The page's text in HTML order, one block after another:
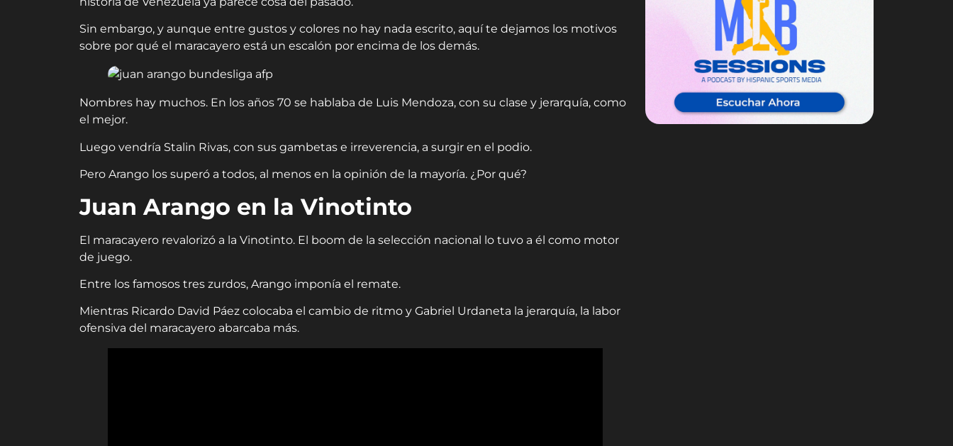
Sin embargo, y aunque entre gustos y colores no hay nada escrito, aquí te dejamos los motivos
sobre por qué el maracayero está un escalón por encima de los demás.
Nombres hay muchos. En los años 70 se hablaba de Luis Mendoza, con su clase y jerarquía, como
el mejor.
Luego vendría Stalin Rivas, con sus gambetas e irreverencia, a surgir en el podio.
Pero Arango los superó a todos, al menos en la opinión de la mayoría. ¿Por qué?
Juan Arango en la Vinotinto
El maracayero revalorizó a la Vinotinto. El boom de la selección nacional lo tuvo a él como motor
de juego.
Entre los famosos tres zurdos, Arango imponía el remate.
Mientras Ricardo David Páez colocaba el cambio de ritmo y Gabriel Urdaneta la jerarquía, la labor
ofensiva del maracayero abarcaba más.